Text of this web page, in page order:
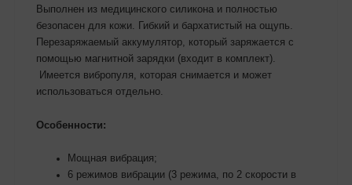
Выполнен из медицинского силикона и полностью
безопасен для кожи. Гибкий и бархатистый на ощупь.
Перезаряжаемый аккумулятор, который заряжается с
помощью магнитной зарядки (входит в комплект).
Имеется вибропуля, которая снимается и может
использоваться отдельно.
Особенности:
Мощная вибрация;
6 режимов вибрации (3 режима, по 2 скорости в